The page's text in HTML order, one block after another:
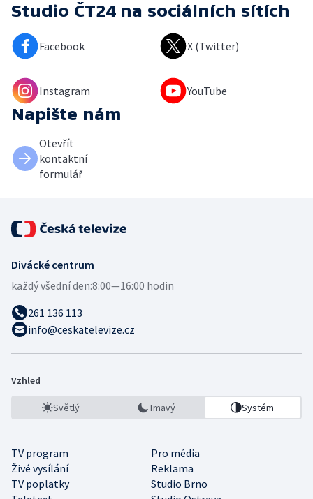
Studio ČT24 na sociálních sítích
Facebook X (Twitter)
Instagram YouTube
Napište nám
Otevřít
kontaktní
formulář
Divácké centrum
každý všední den:8:00—16:00 hodin
261 136 113
info@ceskatelevize.cz
Vzhled
Světlý Tmavý Systém
TV program
Pro média
Živé vysílání
Reklama
TV poplatky
Studio Brno